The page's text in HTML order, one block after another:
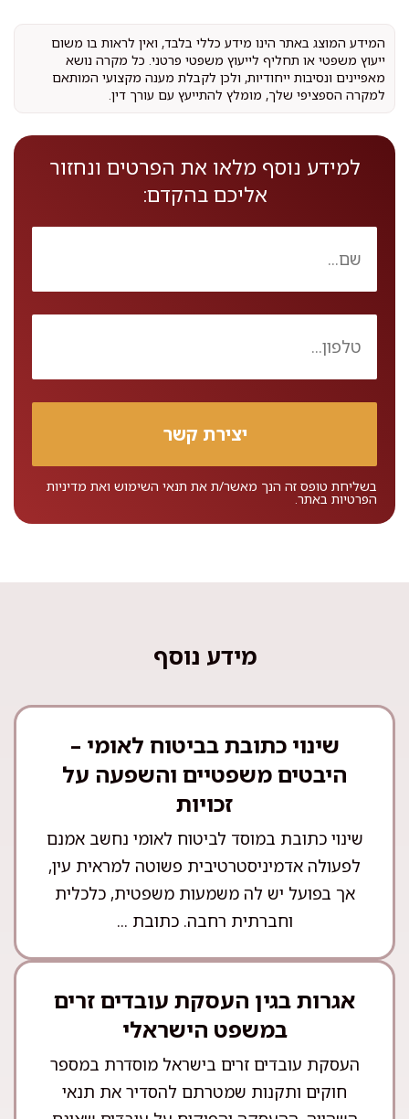
המידע המוצג באתר הינו מידע כללי בלבד, ואין לראות בו משום
ייעוץ משפטי או תחליף לייעוץ משפטי פרטני. כל מקרה נושא
מאפיינים ונסיבות ייחודיות, ולכן לקבלת מענה מקצועי המותאם
למקרה הספציפי שלך, מומלץ להתייעץ עם עורך דין.
למידע נוסף מלאו את הפרטים ונחזור
אליכם בהקדם:
בשליחת טופס זה הנך מאשר/ת את תנאי השימוש ואת מדיניות
הפרטיות באתר.
מידע נוסף
שינוי כתובת בביטוח לאומי –
היבטים משפטיים והשפעה על
זכויות
שינוי כתובת במוסד לביטוח לאומי נחשב אמנם
לפעולה אדמיניסטרטיבית פשוטה למראית עין,
אך בפועל יש לה משמעות משפטית, כלכלית
וחברתית רחבה. כתובת ...
אגרות בגין העסקת עובדים זרים
במשפט הישראלי
העסקת עובדים זרים בישראל מוסדרת במספר
חוקים ותקנות שמטרתם להסדיר את תנאי